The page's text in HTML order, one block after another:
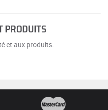
PRODUITS
et aux produits.